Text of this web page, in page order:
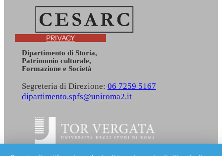
PRIVACY
Dipartimento di Storia,
Patrimonio culturale,
Formazione e Società
Segreteria di Direzione: 06 7259 5167
dipartimento.spfs@uniroma2.it